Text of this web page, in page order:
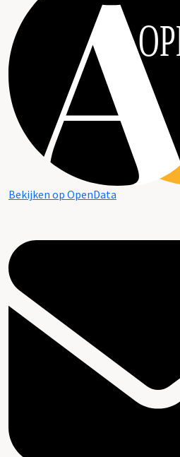
Bekijken op OpenData